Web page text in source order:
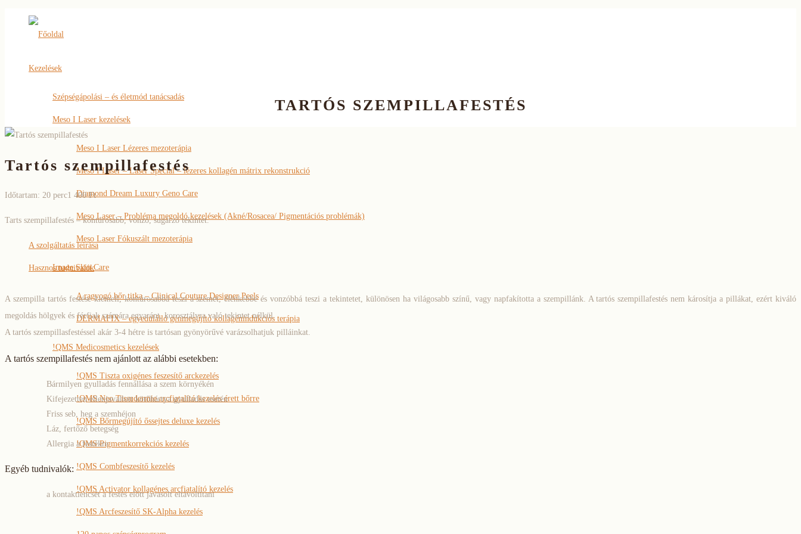
Főoldal
Kezelések
Szépségápolási – és életmód tanácsadás
Meso I Laser kezelések
Meso I Laser Lézeres mezoterápia
Meso I Laser – Laser Special – lézeres kollagén mátrix rekonstrukció
Diamond Dream Luxury Geno Care
Meso Laser – Probléma megoldó kezelések (Akné/Rosacea/ Pigmentációs problémák)
Meso Laser Fókuszált mezoterápia
Image Skin Care
A ragyogó bőr titka – Clinical Couture Designer Peels
DERMAFIX – egyedülálló génmegújító kollagénindukciós terápia
!QMS Medicosmetics kezelések
!QMS Tiszta oxigénes feszesítő arckezelés
!QMS Neo Tissudermie arcfiatalító kezelés érett bőrre
!QMS Bőrmegújító őssejtes deluxe kezelés
!QMS Pigmentkorrekciós kezelés
!QMS Combfeszesítő kezelés
!QMS Activator kollagénes arcfiatalító kezelés
!QMS Arcfeszesítő SK-Alpha kezelés
TARTÓS SZEMPILLAFESTÉS
Tartós szempillafestés
Időtartam: 20 perc1 400 Ft
Tarts szempillafestés – kontúrosabb, vonzó, sugárzó tekintet.
A szolgáltatás leírása
Hasznos tudnivalók
A szempilla tartós festése kiemeli, kontúrosabbá teszi a szemet, élénkebbé és vonzóbbá teszi a tekintetet, különösen ha világosabb színű, vagy napfakította a szempillánk. A tartós szempillafestés nem károsítja a pillákat, ezért kiváló
megoldás hölgyek és férfiak számára egyaránt, korosztályra való tekintet nélkül.
A tartós szempillasfestéssel akár 3-4 hétre is tartósan gyönyörűvé varázsolhatjuk pilláinkat.
A tartós szempillafestés nem ajánlott az alábbi esetekben:
Bármilyen gyulladás fennállása a szem környékén
Kifejezetten ellenjavallott kötőhártya gyulladás esetén
Friss seb, heg a szemhéjon
Láz, fertőző betegség
Allergia a festékre
Egyéb tudnivalók:
a kontaktlencsét a festés előtt javasolt eltávoltítani